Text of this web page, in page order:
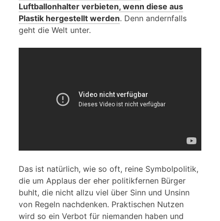
Luftballonhalter verbieten, wenn diese aus
Plastik hergestellt werden. Denn andernfalls
geht die Welt unter.
Das ist natürlich, wie so oft, reine Symbolpolitik,
die um Applaus der eher politikfernen Bürger
buhlt, die nicht allzu viel über Sinn und Unsinn
von Regeln nachdenken. Praktischen Nutzen
wird so ein Verbot für niemanden haben und